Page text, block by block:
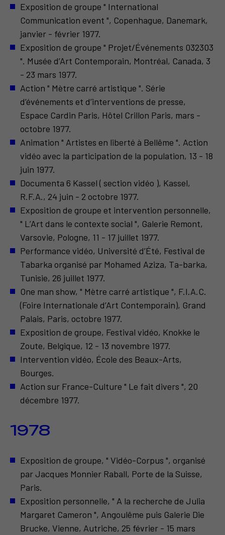
Exposition de groupe " International
Communication event ", Copenhague, Danemark,
janvier - février 1977.
Exposition de groupe " Projet/Événements 032303
". Musée d’Art Contemporain, Montréal, Canada, 3
- 23 mars 1977.
Action " Mètre carré artistique ". Série
d’événements et d’interventions de presse,
Espace Cardin Paris, Hôtel Crillon Paris, mars -
octobre 1977.
Animation " Artistes en liberté à Bellême ". Action
vidéo avec la participation de la population, 13 - 18
juin 1977.
Documenta 6 Kassel ( section vidéo ), Kassel,
R.F.A., 24 juin - 2 octobre 1977.
Exposition de groupe et intervention personnelle,
" L’Art dans le contexte social ", Galerie Remont,
Varsovie, Pologne, 11 - 17 juillet 1977.
Performance vidéo, Université d’Été, Festival de
Tabarka organisé par Mohamed Aziza, Ta-barka,
Tunisie, 26 juillet 1977.
One man show, " Mètre carré artistique ", F.I.A.C.
(Foire Internationale d’Art Contemporain), Grand
Palais, Paris, octobre 1977.
Exposition de groupe, Festival vidéo, Knokke le
Zoute, Belgique, 12 - 13 novembre 1977.
Intervention vidéo, École des Beaux-Arts,
Bourges.
Action sur France-Culture " Le fait divers ", 20
décembre 1977.
1978
Exposition de groupe, " Vidéo-Corpus ", organisé
par Jacques Monnier Raball, Porte de la Suisse,
Paris.
Exposition personnelle, " A la recherche de Julia
Margaret Cameron ", Angoulême puis Galerie Die
Brucke, Vienne, Autriche, 25 février - 15 mars